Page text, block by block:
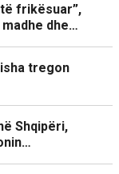
frikësuar”,
dhe…
tregon
Shqipëri,